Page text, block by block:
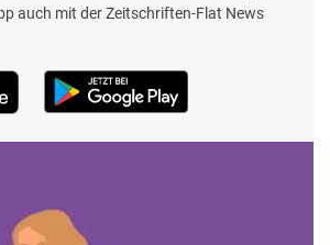
auch mit der Zeitschriften-Flat News